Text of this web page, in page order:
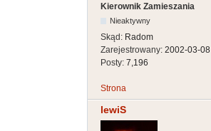
Kierownik Zamieszania
Nieaktywny
Skąd: Radom
Zarejestrowany: 2002-03-08
Posty: 7,196
Strona
lewiS